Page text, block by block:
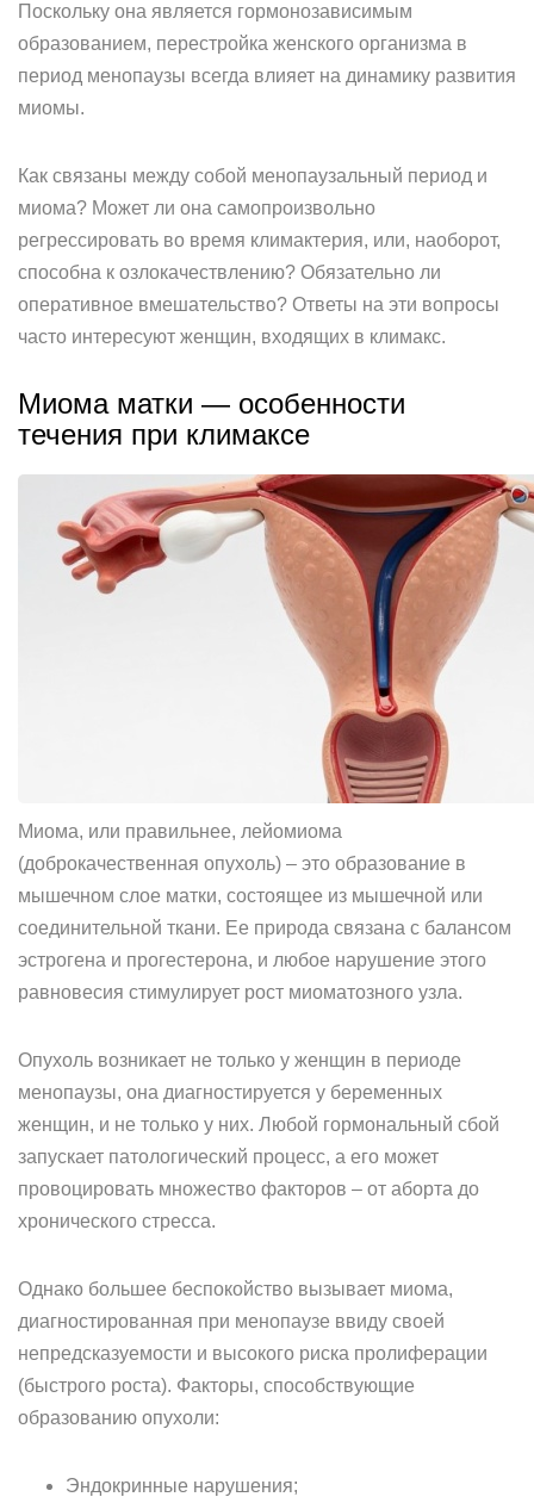
Поскольку она является гормонозависимым
образованием, перестройка женского организма в
период менопаузы всегда влияет на динамику развития
миомы.
Как связаны между собой менопаузальный период и
миома? Может ли она самопроизвольно
регрессировать во время климактерия, или, наоборот,
способна к озлокачествлению? Обязательно ли
оперативное вмешательство? Ответы на эти вопросы
часто интересуют женщин, входящих в климакс.
Миома матки — особенности
течения при климаксе
Миома, или правильнее, лейомиома
(доброкачественная опухоль) – это образование в
мышечном слое матки, состоящее из мышечной или
соединительной ткани. Ее природа связана с балансом
эстрогена и прогестерона, и любое нарушение этого
равновесия стимулирует рост миоматозного узла.
Опухоль возникает не только у женщин в периоде
менопаузы, она диагностируется у беременных
женщин, и не только у них. Любой гормональный сбой
запускает патологический процесс, а его может
провоцировать множество факторов – от аборта до
хронического стресса.
Однако большее беспокойство вызывает миома,
диагностированная при менопаузе ввиду своей
непредсказуемости и высокого риска пролиферации
(быстрого роста). Факторы, способствующие
образованию опухоли:
Эндокринные нарушения;